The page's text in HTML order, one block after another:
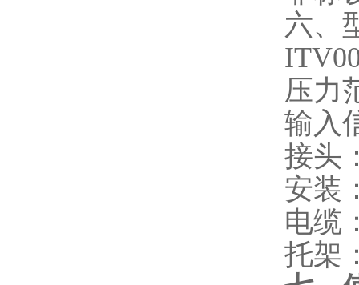
六、
压力
输入
接头
安装
电缆
托架